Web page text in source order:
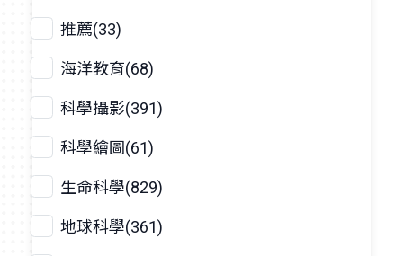
推薦(33)
海洋教育(68)
科學攝影(391)
科學繪圖(61)
生命科學(829)
地球科學(361)